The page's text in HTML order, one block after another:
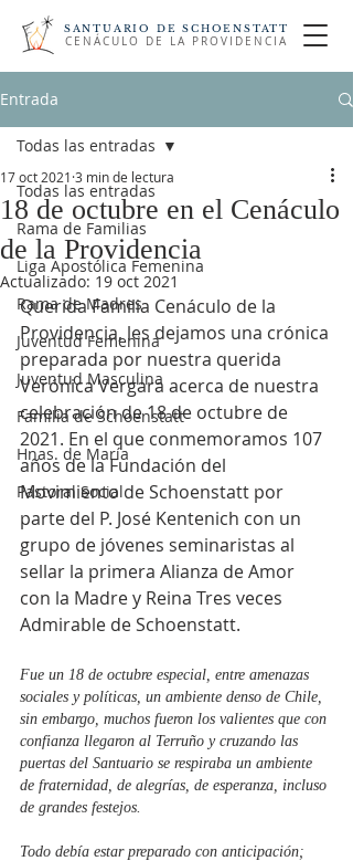
SANTUARIO DE SCHOENSTATT
CENÁCULO DE LA PROVIDENCIA
Entrada
Todas las entradas
Rama de Familias
Liga Apostólica Femenina
Rama de Madres
Juventud Femenina
Juventud Masculina
Familia de Schoenstatt
Hnas. de María
Pastoral Social
Todas las entradas
18 de octubre en el Cenáculo
de la Providencia
17 oct 2021 3 min de lectura
Actualizado: 19 oct 2021
Querida Familia Cenáculo de la
Providencia, les dejamos una crónica
preparada por nuestra querida
Verónica Vergara acerca de nuestra
celebración de 18 de octubre de
2021. En el que conmemoramos 107
años de la Fundación del
Movimiento de Schoenstatt por
parte del P. José Kentenich con un
grupo de jóvenes seminaristas al
sellar la primera Alianza de Amor
con la Madre y Reina Tres veces
Admirable de Schoenstatt.
Fue un 18 de octubre especial, entre amenazas
sociales y políticas, un ambiente denso de Chile,
sin embargo, muchos fueron los valientes que con
confianza llegaron al Terruño y cruzando las
puertas del Santuario se respiraba un ambiente
de fraternidad, de alegrías, de esperanza, incluso
de grandes festejos.
Todo debía estar preparado con anticipación;